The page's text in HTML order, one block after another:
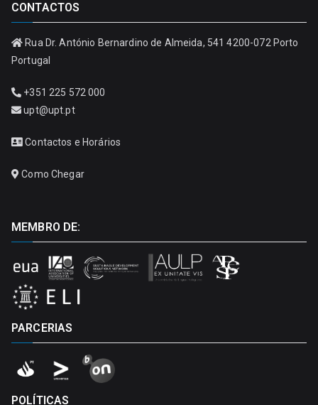
CONTACTOS
Rua Dr. António Bernardino de Almeida, 541 4200-072 Porto
Portugal
+351 225 572 000
upt@upt.pt
Contactos e Horários
Como Chegar
MEMBRO DE:
PARCERIAS
POLÍTICAS